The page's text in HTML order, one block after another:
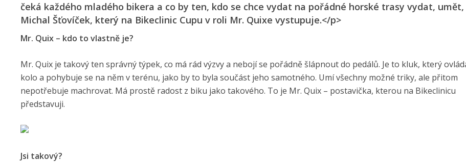
čeká každého mladého bikera a co by ten, kdo se chce vydat na pořádné horské trasy vydat, umět,
Michal Šťovíček, který na Bikeclinic Cupu v roli Mr. Quixe vystupuje.</p>
Mr. Quix – kdo to vlastně je?
Mr. Quix je takový ten správný týpek, co má rád výzvy a nebojí se pořádně šlápnout do pedálů. Je to kluk, který
kolo a pohybuje se na něm v terénu, jako by to byla součást jeho samotného. Umí všechny možné triky, ale přitom
nepotřebuje machrovat. Má prostě radost z biku jako takového. To je Mr. Quix – postavička, kterou na Bikeclinicu
představuji.
Jsi takový?